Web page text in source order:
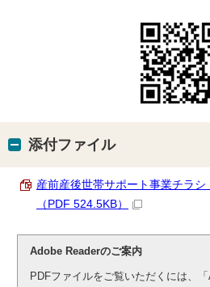
添付ファイル
産前産後世帯サポート事業チラシ
（PDF 524.5KB）
Adobe Readerのご案内
PDFファイルをご覧いただくには、「